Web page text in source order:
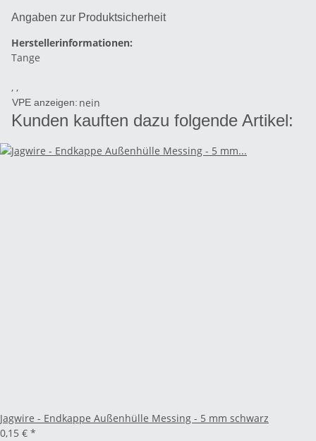
Angaben zur Produktsicherheit
Herstellerinformationen:
Tange
, ,
VPE anzeigen: nein
Kunden kauften dazu folgende Artikel:
Jagwire - Endkappe Außenhülle Messing - 5 mm schwarz
0,15 € *